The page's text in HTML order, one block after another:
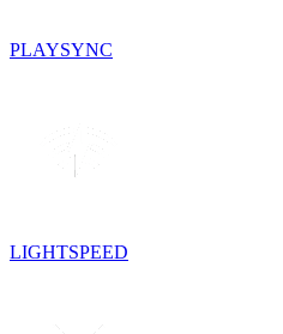
PLAYSYNC
LIGHTSPEED